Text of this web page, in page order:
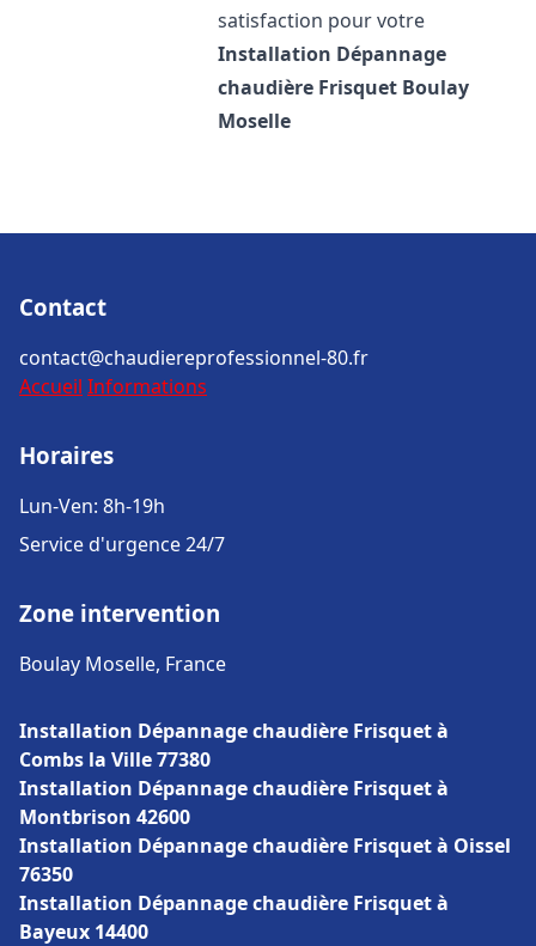
satisfaction pour votre
Installation Dépannage
chaudière Frisquet Boulay
Moselle
Contact
contact@chaudiereprofessionnel-80.fr
Accueil Informations
Horaires
Lun-Ven: 8h-19h
Service d'urgence 24/7
Zone intervention
Boulay Moselle, France
Installation Dépannage chaudière Frisquet à
Combs la Ville 77380
Installation Dépannage chaudière Frisquet à
Montbrison 42600
Installation Dépannage chaudière Frisquet à Oissel
76350
Installation Dépannage chaudière Frisquet à
Bayeux 14400